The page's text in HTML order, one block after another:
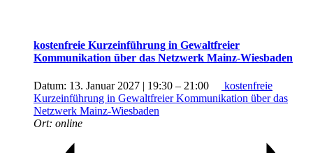
kostenfreie Kurzeinführung in Gewaltfreier
Kommunikation über das Netzwerk Mainz-Wiesbaden
Datum: 13. Januar 2027 | 19:30 – 21:00
kostenfreie
Kurzeinführung in Gewaltfreier Kommunikation über das
Netzwerk Mainz-Wiesbaden
Ort: online